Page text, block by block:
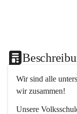
Wir sind alle
wir zusammen!
Unsere